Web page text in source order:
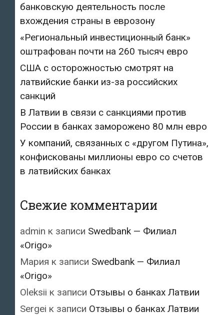
банковскую деятельность после
вхождения страны в еврозону
«Региональный инвестиционный банк»
оштрафован почти на 260 тысяч евро
США с осторожностью смотрят на
латвийские банки из-за российских
санкций
В Латвии в связи с санкциями против
России в банках заморожено 80 млн евро
У компаний, связанных с «другом Путина»,
конфискованы миллионы евро со счетов
в латвийских банках
Свежие комментарии
admin к записи Swedbank — Филиал
«Origo»
Мария к записи Swedbank — Филиал
«Origo»
Oleksii к записи Отзывы о банках Латвии
Sergei к записи Отзывы о банках Латвии